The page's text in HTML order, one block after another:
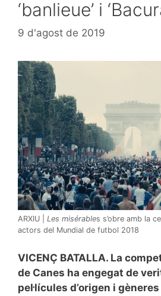
‘banlieue’ i
9 d'agost de 2019
ARXIU | Les misérables s’obre amb la
actors del Mundial de futbol 2018
VICENÇ BATALLA. La
de Canes ha engegat de
pel·lícules d’origen i